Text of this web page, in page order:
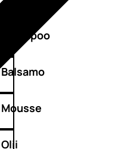
Shampoo
Balsamo
Mousse
Olii